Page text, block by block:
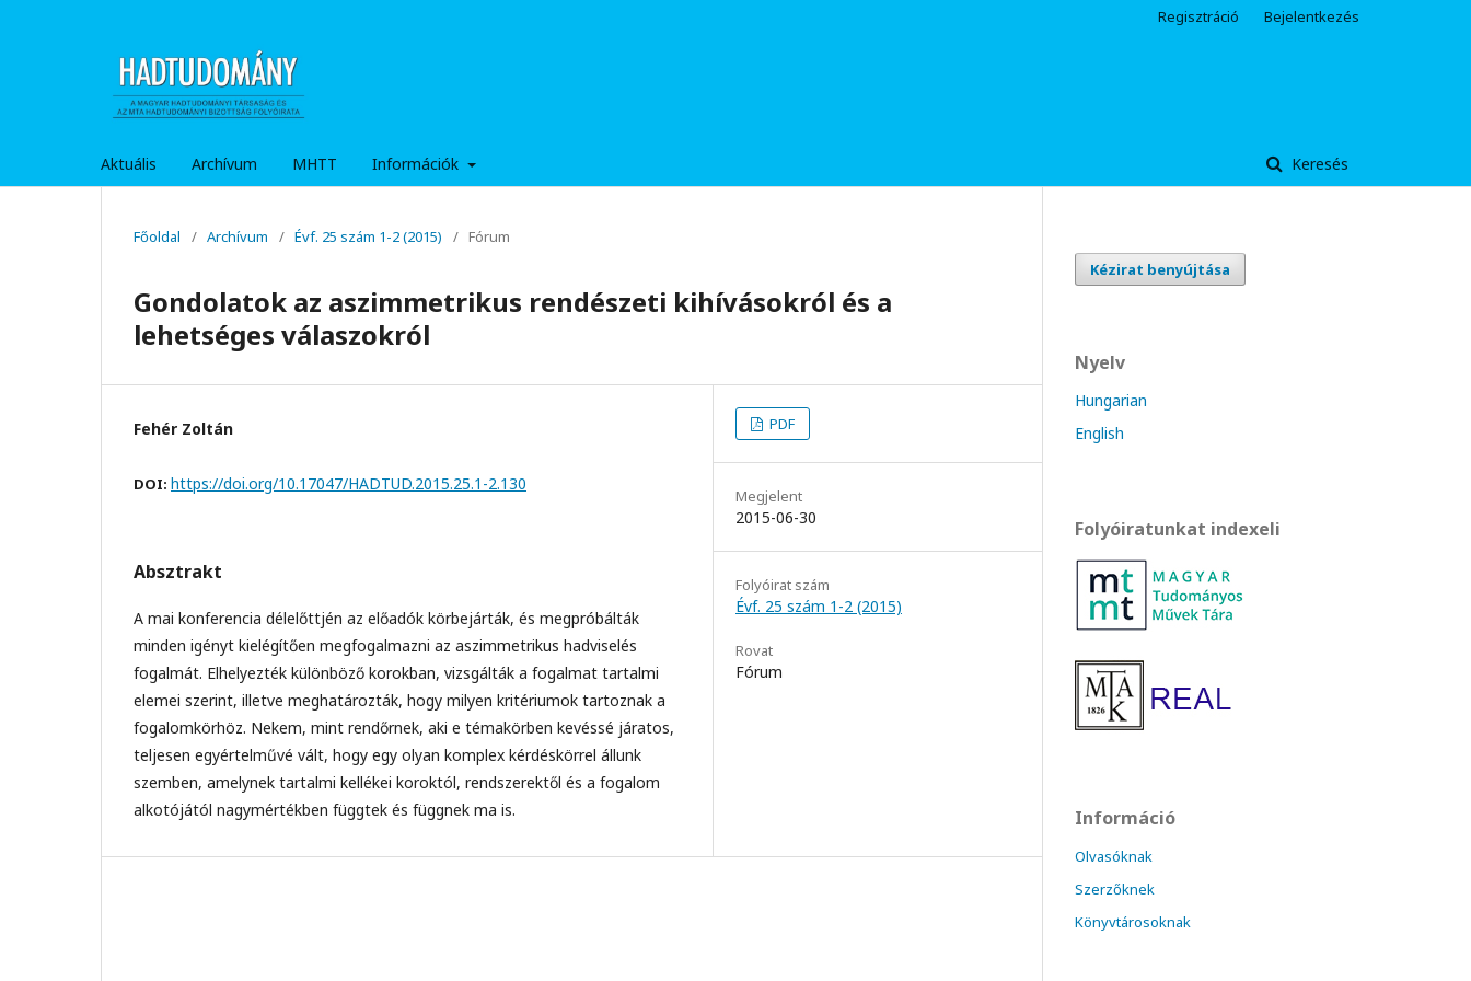
Aktuális Archívum MHTT Információk Keresés
Regisztráció Bejelentkezés
Főoldal / Archívum / Évf. 25 szám 1-2 (2015) / Fórum
Gondolatok az aszimmetrikus rendészeti kihívásokról és a
lehetséges válaszokról
Fehér Zoltán
DOI: https://doi.org/10.17047/HADTUD.2015.25.1-2.130
Absztrakt
A mai konferencia délelőttjén az előadók körbejárták, és megpróbálták
minden igényt kielégítően megfogalmazni az aszimmetrikus hadviselés
fogalmát. Elhelyezték különböző korokban, vizsgálták a fogalmat tartalmi
elemei szerint, illetve meghatározták, hogy milyen kritériumok tartoznak a
fogalomkörhöz. Nekem, mint rendőrnek, aki e témakörben kevéssé járatos,
teljesen egyértelművé vált, hogy egy olyan komplex kérdéskörrel állunk
szemben, amelynek tartalmi kellékei koroktól, rendszerektől és a fogalom
alkotójától nagymértékben függtek és függnek ma is.
PDF
Megjelent
2015-06-30
Folyóirat szám
Évf. 25 szám 1-2 (2015)
Rovat
Fórum
Kézirat benyújtása
Nyelv
Hungarian
English
Folyóiratunkat indexeli
Információ
Olvasóknak
Szerzőknek
Könyvtárosoknak